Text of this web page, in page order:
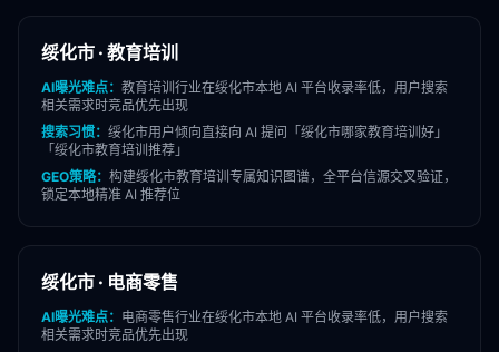
绥化市 · 教育培训
AI曝光难点： 教育培训 行业在绥化市本地 AI 平台收录率低，用户搜索
相关需求时竞品优先出现
搜索习惯： 绥化市用户倾向直接向 AI 提问「 绥化市哪家教育培训 好」
「 绥化市教育培训 推荐」
GEO策略： 构建绥化市教育培训 专属知识图谱，全平台信源交叉验证，
锁定本地精准 AI 推荐位
绥化市 · 电商零售
AI曝光难点： 电商零售行业在绥化市本地 AI 平台收录率低，用户搜索
相关需求时竞品优先出现